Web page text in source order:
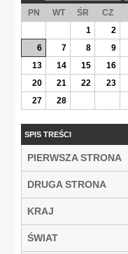
PN WT ŚR CZ
1
2
6
7 8 9
13
14 15 16
20
21 22 23
27
28
SPIS TREŚCI
PIERWSZA STRONA
DRUGA STRONA
KRAJ
ŚWIAT